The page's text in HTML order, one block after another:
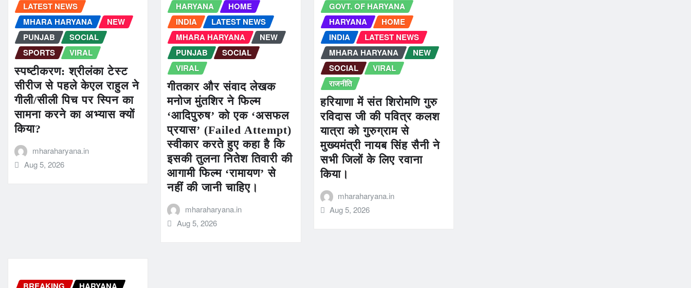
LATEST NEWS
MHARA HARYANA
NEW
PUNJAB
SOCIAL
SPORTS
VIRAL
स्पष्टीकरण: श्रीलंका टेस्ट
सीरीज से पहले केएल राहुल ने
गीली/सीली पिच पर स्पिन का
सामना करने का अभ्यास क्यों
किया?
mharaharyana.in
Aug 5, 2026
HARYANA
HOME
INDIA
LATEST NEWS
MHARA HARYANA
NEW
PUNJAB
SOCIAL
VIRAL
गीतकार और संवाद लेखक
मनोज मुंतशिर ने फिल्म
‘आदिपुरुष’ को एक ‘असफल
प्रयास’ (Failed Attempt)
स्वीकार करते हुए कहा है कि
इसकी तुलना नितेश तिवारी की
आगामी फिल्म ‘रामायण’ से
नहीं की जानी चाहिए।
mharaharyana.in
Aug 5, 2026
GOVT. OF HARYANA
HARYANA
HOME
INDIA
LATEST NEWS
MHARA HARYANA
NEW
SOCIAL
VIRAL
राजनीति
हरियाणा में संत शिरोमणि गुरु
रविदास जी की पवित्र कलश
यात्रा को गुरुग्राम से
मुख्यमंत्री नायब सिंह सैनी ने
सभी जिलों के लिए रवाना
किया।
mharaharyana.in
Aug 5, 2026
BREAKING HARYANA